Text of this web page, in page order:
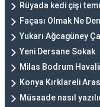
Rüyada kedi çişi
Façası Olmak Ne
Yukarı Ağcagüney
Yeni Dersane Sokak
Milas Bodrum
Konya Kırklareli
Müsaade nasıl